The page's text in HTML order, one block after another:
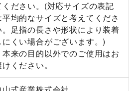
ください。(対応サイズの表記
平均的なサイズと考えてくださ
。足指の長さや形状により装着
にくい場合がございます。)
本来の目的以外でのご使用はお
ください。